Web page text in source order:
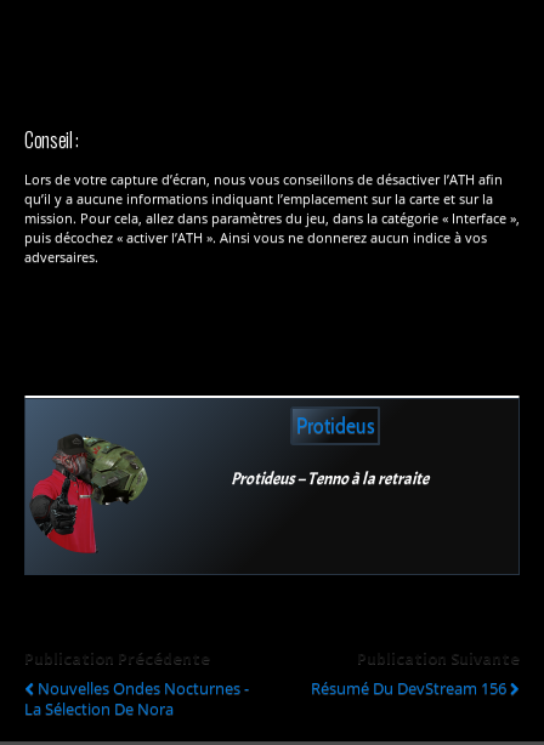
Conseil :
Lors de votre capture d’écran, nous vous conseillons de désactiver l’ATH afin
qu’il y a aucune informations indiquant l’emplacement sur la carte et sur la
mission. Pour cela, allez dans paramètres du jeu, dans la catégorie « Interface »,
puis décochez « activer l’ATH ». Ainsi vous ne donnerez aucun indice à vos
adversaires.
Protideus
Protideus – Tenno à la retraite
Publication Précédente
Nouvelles Ondes Nocturnes -
La Sélection De Nora
Publication Suivante
Résumé Du DevStream 156